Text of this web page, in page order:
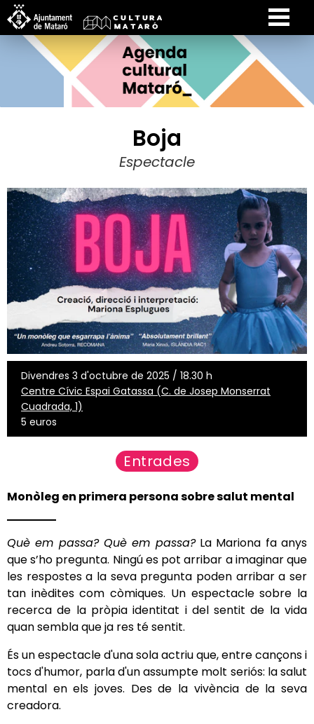
Boja
Espectacle
Divendres 3 d'octubre de 2025 / 18.30 h
Centre Cívic Espai Gatassa (C. de Josep Monserrat
Cuadrada, 1)
5 euros
Entrades
Monòleg en primera persona sobre salut mental
Què em passa? Què em passa?La Mariona fa anys
que s’ho pregunta. Ningú es pot arribar a imaginar que
les respostes a la seva pregunta poden arribar a ser
tan inèdites com còmiques. Un espectacle sobre la
recerca de la pròpia identitat i del sentit de la vida
quan sembla que ja res té sentit.
És un espectacle d'una sola actriu que, entre cançons i
tocs d'humor, parla d'un assumpte molt seriós: la salut
mental en els joves. Des de la vivència de la seva
creadora.